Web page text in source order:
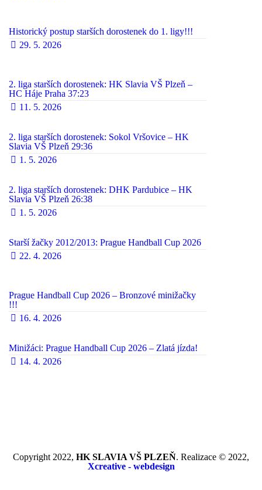
Historický postup starších dorostenek do 1. ligy!!!
29. 5. 2026
2. liga starších dorostenek: HK Slavia VŠ Plzeň –
HC Háje Praha 37:23
11. 5. 2026
2. liga starších dorostenek: Sokol Vršovice – HK
Slavia VŠ Plzeň 29:36
1. 5. 2026
2. liga starších dorostenek: DHK Pardubice – HK
Slavia VŠ Plzeň 26:38
1. 5. 2026
Starší žačky 2012/2013: Prague Handball Cup 2026
22. 4. 2026
Prague Handball Cup 2026 – Bronzové minižačky
!!!
16. 4. 2026
Minižáci: Prague Handball Cup 2026 – Zlatá jízda!
14. 4. 2026
Copyright 2022, HK SLAVIA VŠ PLZEŇ. Realizace © 2022,
Xcreative - webdesign